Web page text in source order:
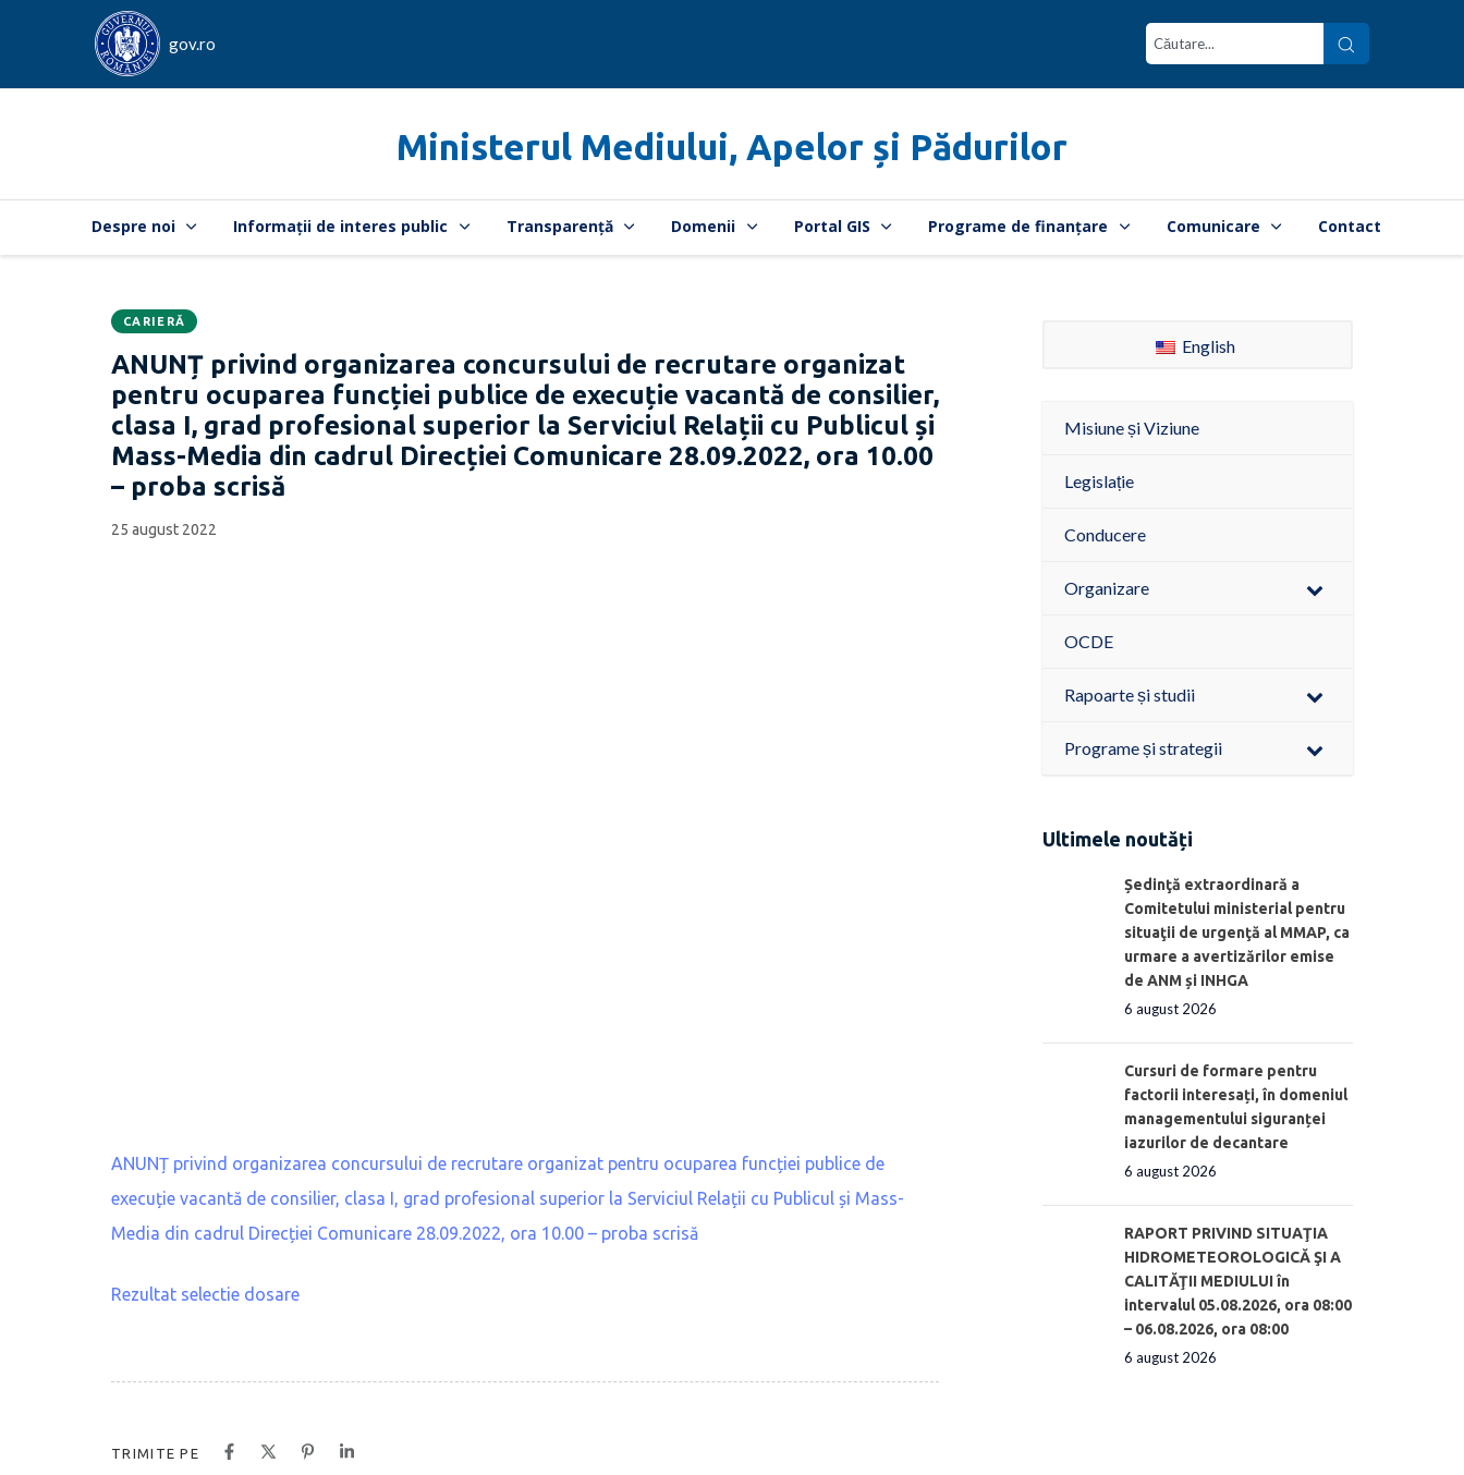
gov.ro
Ministerul Mediului, Apelor și Pădurilor
Despre noi Informații de interes public Transparență Domenii Portal GIS Programe de finanțare Comunicare Contact
CATEGORIA:
CARIERĂ
ANUNȚ privind organizarea concursului de recrutare organizat
pentru ocuparea funcției publice de execuție vacantă de consilier,
clasa I, grad profesional superior la Serviciul Relații cu Publicul și
Mass-Media din cadrul Direcției Comunicare 28.09.2022, ora 10.00
– proba scrisă
Data
publicării:
25 august 2022
ANUNȚ privind organizarea concursului de recrutare organizat pentru ocuparea funcției publice de
execuție vacantă de consilier, clasa I, grad profesional superior la Serviciul Relații cu Publicul și Mass-
Media din cadrul Direcției Comunicare 28.09.2022, ora 10.00 – proba scrisă
Rezultat selectie dosare
TRIMITE PE
English
Misiune și Viziune
Legislație
Conducere
Organizare
OCDE
Rapoarte și studii
Programe și strategii
Ultimele noutăți
Ședinţă extraordinară a
Comitetului ministerial pentru
situaţii de urgenţă al MMAP, ca
urmare a avertizărilor emise
de ANM și INHGA
6 august 2026
Cursuri de formare pentru
factorii interesați, în domeniul
managementului siguranței
iazurilor de decantare
6 august 2026
RAPORT PRIVIND SITUAŢIA
HIDROMETEOROLOGICĂ ŞI A
CALITĂŢII MEDIULUI în
intervalul 05.08.2026, ora 08:00
– 06.08.2026, ora 08:00
6 august 2026